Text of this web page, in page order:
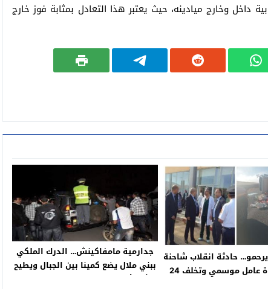
داخل وخارج ميادينه، حيث يعتبر هذا التعادل بمثابة فوز خارج
حادثة انقلاب شاحنة
تنهي حياة عامل موسمي وتخلف 24
جدارمية مامفاكينش… الدرك الملكي
ببني ملال يضع كمينا بين الجبال ويطيح
بأحد أكبر مروجي المخدرات قادم من